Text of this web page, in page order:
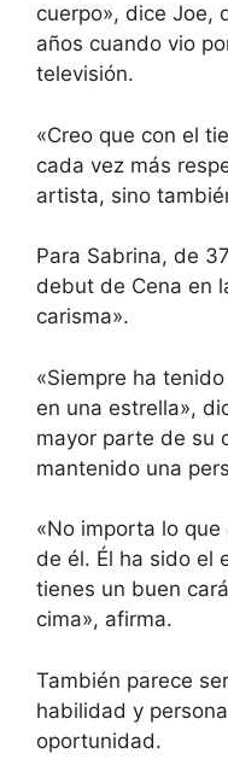
cuerpo», dice Joe,
años cuando vio
televisión.
«Creo que con el
cada vez más
artista, sino
Para Sabrina, de
debut de Cena en
carisma».
«Siempre ha
en una estrella»,
mayor parte de su
mantenido una
«No importa lo
de él. Él ha sido el
tienes un buen
cima», afirma.
También parece
habilidad y
oportunidad.